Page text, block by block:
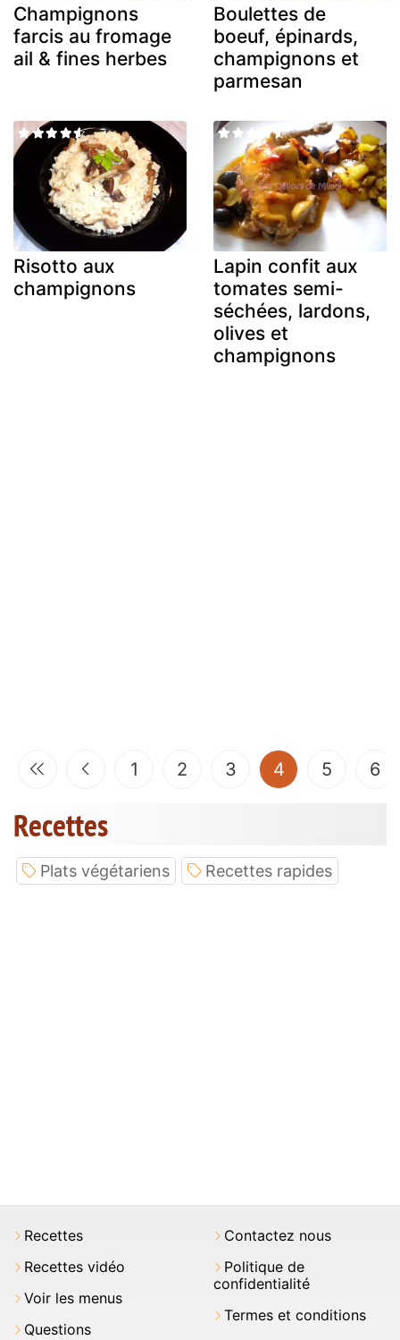
Champignons
farcis au fromage
ail & fines herbes
Boulettes de
boeuf, épinards,
champignons et
parmesan
Risotto aux
champignons
Lapin confit aux
tomates semi-
séchées, lardons,
olives et
champignons
1 2 3 4(current)
5 6
Recettes
Plats végétariens Recettes rapides
Recettes
Recettes vidéo
Voir les menus
Questions
Contactez nous
Politique de
confidentialité
Termes et conditions